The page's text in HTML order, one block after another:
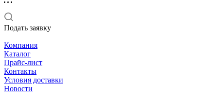
Подать заявку
Компания
Каталог
Прайс-лист
Контакты
Условия доставки
Новости